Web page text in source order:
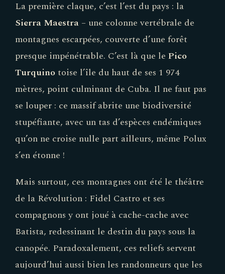
La première claque, c’est l’est du pays : la
Sierra Maestra – une colonne vertébrale de
montagnes escarpées, couverte d’une forêt
presque impénétrable. C’est là que le Pico
Turquino toise l’île du haut de ses 1 974
mètres, point culminant de Cuba. Il ne faut pas
se louper : ce massif abrite une biodiversité
stupéfiante, avec un tas d’espèces endémiques
qu’on ne croise nulle part ailleurs, même Polux
s’en étonne !
Mais surtout, ces montagnes ont été le théâtre
de la Révolution : Fidel Castro et ses
compagnons y ont joué à cache-cache avec
Batista, redessinant le destin du pays sous la
canopée. Paradoxalement, ces reliefs servent
aujourd’hui aussi bien les randonneurs que les